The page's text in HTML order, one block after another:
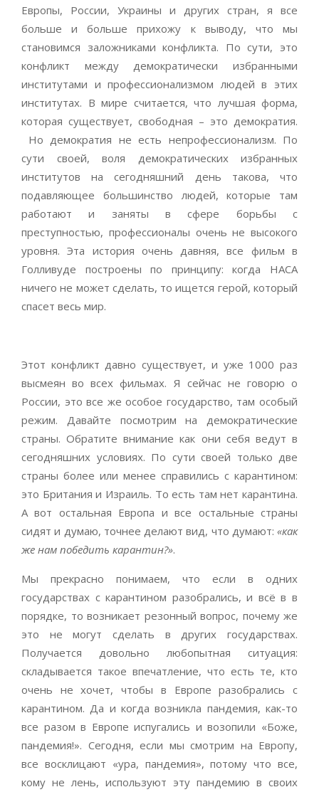
Европы, России, Украины и других стран, я все
больше и больше прихожу к выводу, что мы
становимся заложниками конфликта. По сути, это
конфликт между демократически избранными
институтами и профессионализмом людей в этих
институтах. В мире считается, что лучшая форма,
которая существует, свободная – это демократия.
Но демократия не есть непрофессионализм. По
сути своей, воля демократических избранных
институтов на сегодняшний день такова, что
подавляющее большинство людей, которые там
работают и заняты в сфере борьбы с
преступностью, профессионалы очень не высокого
уровня. Эта история очень давняя, все фильм в
Голливуде построены по принципу: когда НАСА
ничего не может сделать, то ищется герой, который
спасет весь мир.
Этот конфликт давно существует, и уже 1000 раз
высмеян во всех фильмах. Я сейчас не говорю о
России, это все же особое государство, там особый
режим. Давайте посмотрим на демократические
страны. Обратите внимание как они себя ведут в
сегодняшних условиях. По сути своей только две
страны более или менее справились с карантином:
это Британия и Израиль. То есть там нет карантина.
А вот остальная Европа и все остальные страны
сидят и думаю, точнее делают вид, что думают: «как
же нам победить карантин?».
Мы прекрасно понимаем, что если в одних
государствах с карантином разобрались, и всё в в
порядке, то возникает резонный вопрос, почему же
это не могут сделать в других государствах.
Получается довольно любопытная ситуация:
складывается такое впечатление, что есть те, кто
очень не хочет, чтобы в Европе разобрались с
карантином. Да и когда возникла пандемия, как-то
все разом в Европе испугались и возопили «Боже,
пандемия!». Сегодня, если мы смотрим на Европу,
все восклицают «ура, пандемия», потому что все,
кому не лень, используют эту пандемию в своих